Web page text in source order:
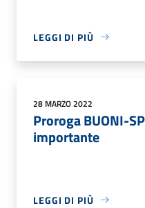
LEGGI DI PIÙ
28 MARZO 2022
Proroga BUONI-
importante
LEGGI DI PIÙ